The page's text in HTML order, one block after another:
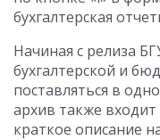
бухгалтерская
Начиная с релиза
бухгалтерской и
поставляться в
архив также
краткое описание